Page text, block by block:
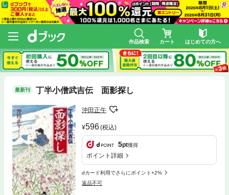
作品検索 カート はじめての方へ
最新刊 丁半小僧武吉伝 面影探し
沖田正午
596(税込)
5pt獲得
ポイント詳細
dカード利用でさらにポイント+2%
返品不可